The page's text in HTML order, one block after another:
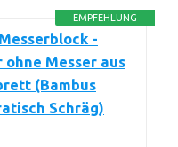
EMPFEHLUNG
-
Messer aus
(Bambus
Schräg)